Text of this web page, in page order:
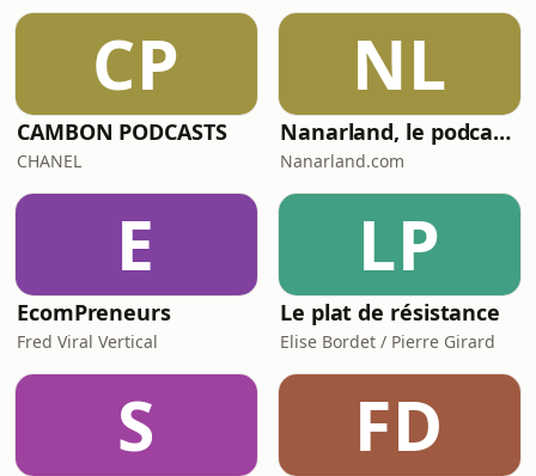
CP
CAMBON PODCASTS
CHANEL
NL
Nanarland, le podcast - Les mauvais films sympathiques en audio
Nanarland.com
E
EcomPreneurs
Fred Viral Vertical
LP
Le plat de résistance
Elise Bordet / Pierre Girard
S FD